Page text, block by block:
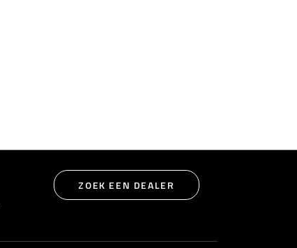
ZOEK EEN DEALER